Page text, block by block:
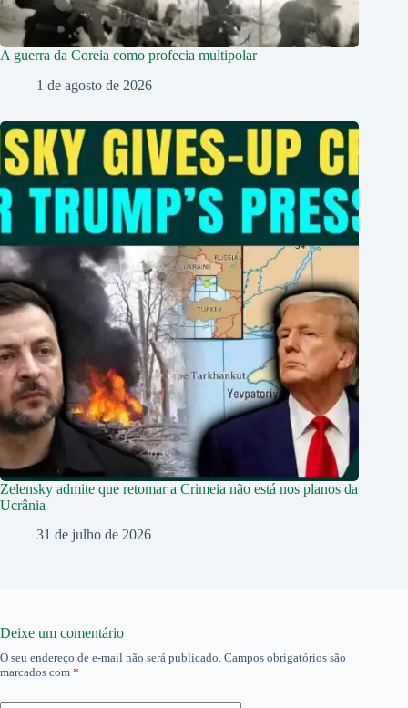
A guerra da Coreia como profecia multipolar
1 de agosto de 2026
Zelensky admite que retomar a Crimeia não está nos planos da
Ucrânia
31 de julho de 2026
Deixe um comentário
O seu endereço de e-mail não será publicado. Campos obrigatórios são
marcados com *